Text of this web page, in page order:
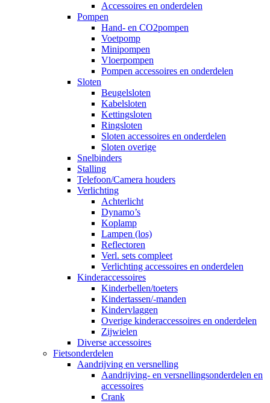
Accessoires en onderdelen
Pompen
Hand- en CO2pompen
Voetpomp
Minipompen
Vloerpompen
Pompen accessoires en onderdelen
Sloten
Beugelsloten
Kabelsloten
Kettingsloten
Ringsloten
Sloten accessoires en onderdelen
Sloten overige
Snelbinders
Stalling
Telefoon/Camera houders
Verlichting
Achterlicht
Dynamo’s
Koplamp
Lampen (los)
Reflectoren
Verl. sets compleet
Verlichting accessoires en onderdelen
Kinderaccessoires
Kinderbellen/toeters
Kindertassen/-manden
Kindervlaggen
Overige kinderaccessoires en onderdelen
Zijwielen
Diverse accessoires
Fietsonderdelen
Aandrijving en versnelling
Aandrijving- en versnellingsonderdelen en
accessoires
Crank